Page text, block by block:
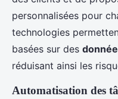
personnalisées pour
technologies
basées sur des
réduisant ainsi les
Automatisation des